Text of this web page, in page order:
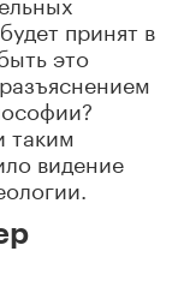
принят в
это
таким
видение